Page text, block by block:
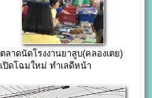
ตลาดนัดโรงงานยาสูบ(คลองเตย)
เปิดโฉมใหม่ ทำเลดีหน้า